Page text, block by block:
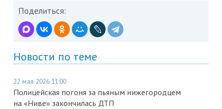
Поделиться:
Новости по теме
22 мая 2026 11:00
Полицейская погоня за пьяным нижегородцем
на «Ниве» закончилась ДТП